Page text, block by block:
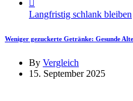
Langfristig schlank bleiben
Weniger gezuckerte Getränke: Gesunde
By Vergleich
15. September 2025